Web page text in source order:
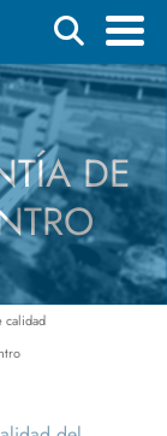
Buscar
DE
calidad